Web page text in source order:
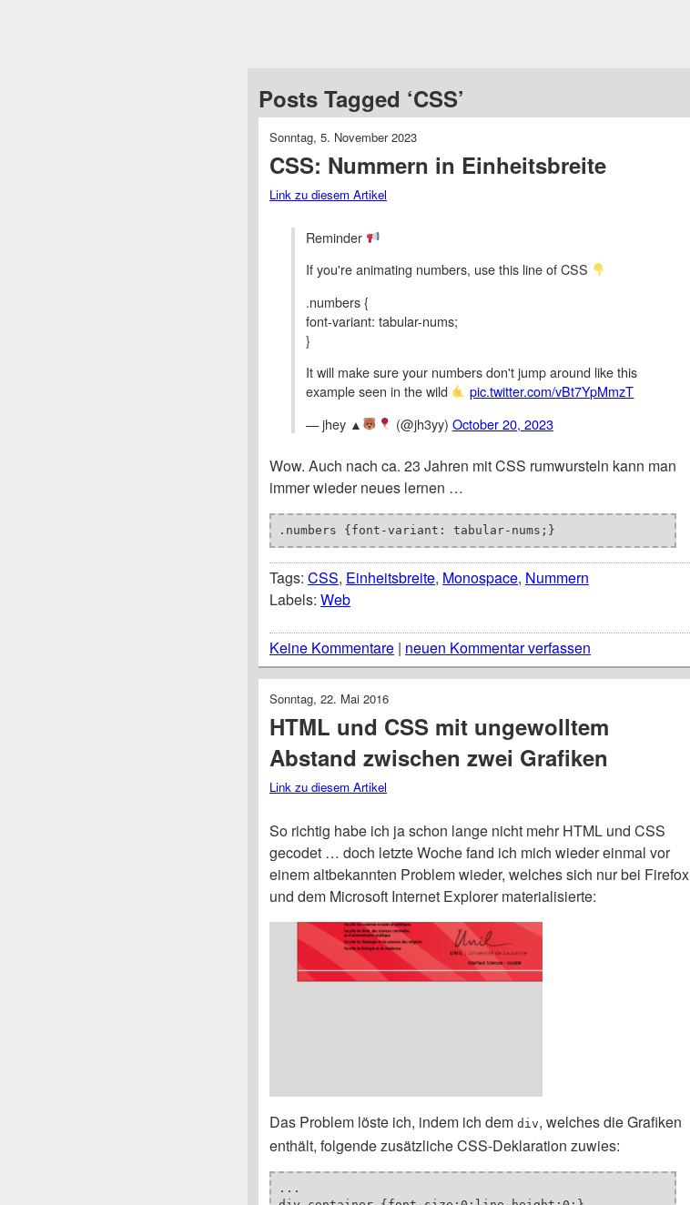
Posts Tagged ‘CSS’
Sonntag, 5. November 2023
CSS: Nummern in Einheitsbreite
Link zu diesem Artikel
Reminder
If you're animating numbers, use this line of CSS
.numbers {
font-variant: tabular-nums;
}
It will make sure your numbers don't jump around like this
example seen in the wild
pic.twitter.com/vBt7YpMmzT
— jhey ▲
(@jh3yy) October 20, 2023
Wow. Auch nach ca. 23 Jahren mit CSS rumwursteln kann man
immer wieder neues lernen …
.numbers {font-variant: tabular-nums;}
Tags: CSS, Einheitsbreite, Monospace, Nummern
Labels: Web
Keine Kommentare | neuen Kommentar verfassen
Sonntag, 22. Mai 2016
HTML und CSS mit ungewolltem
Abstand zwischen zwei Grafiken
Link zu diesem Artikel
So richtig habe ich ja schon lange nicht mehr HTML und CSS
gecodet … doch letzte Woche fand ich mich wieder einmal vor
einem altbekannten Problem wieder, welches sich nur bei Firefox
und dem Microsoft Internet Explorer materialisierte:
Das Problem löste ich, indem ich dem div, welches die Grafiken
enthält, folgende zusätzliche CSS-Deklaration zuwies:
...